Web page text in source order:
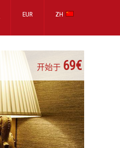
ZH
EUR
开始于 69€